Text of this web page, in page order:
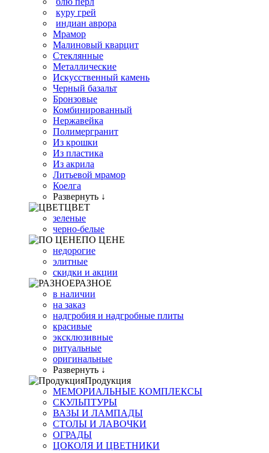
куру грей
индиан аврора
Мрамор
Малиновый кварцит
Стеклянные
Металлические
Искусственный камень
Черный базальт
Бронзовые
Комбинированный
Нержавейка
Полимергранит
Из крошки
Из пластика
Из акрила
Литьевой мрамор
Коелга
Развернуть ↓
ЦВЕТ
зеленые
черно-белые
ПО ЦЕНЕ
недорогие
элитные
скидки и акции
РАЗНОЕ
в наличии
на заказ
надгробия и надгробные плиты
красивые
эксклюзивные
ритуальные
оригинальные
Развернуть ↓
Продукция
МЕМОРИАЛЬНЫЕ КОМПЛЕКСЫ
СКУЛЬПТУРЫ
ВАЗЫ И ЛАМПАДЫ
СТОЛЫ И ЛАВОЧКИ
ОГРАДЫ
ЦОКОЛЯ И ЦВЕТНИКИ